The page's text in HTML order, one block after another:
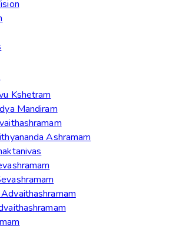
Kshetram
Mandiram
Ashramam